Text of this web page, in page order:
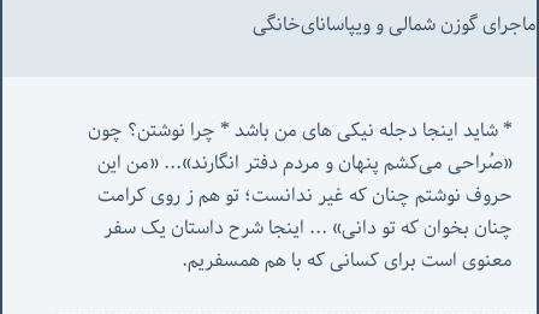
ماجرای گوزن شمالی و‌ ویپاسانای‌خانگی
«صُراحی می‌کشم پنهان‌ و مردم‌ دفتر انگارند»... «
چنان بخوان که تو دانی» ...
معنوی است برای کسانی که با هم همسفریم.